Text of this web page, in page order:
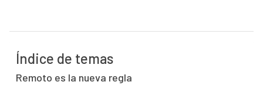
Índice de temas
Remoto es la nueva regla